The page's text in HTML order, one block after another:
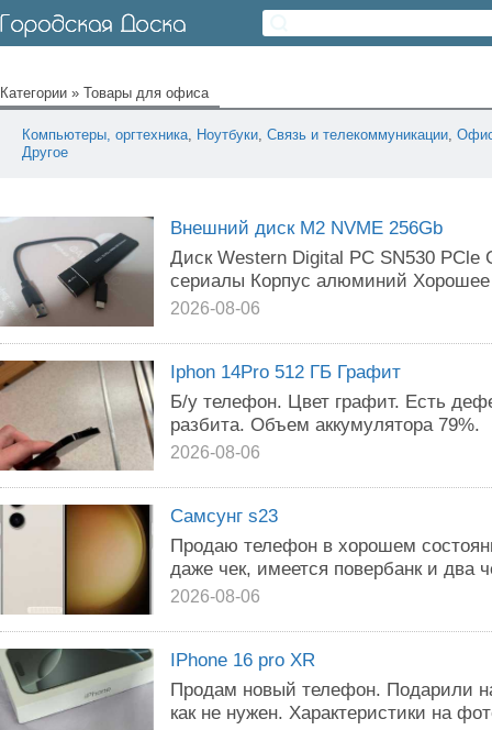
Категории » Товары для офиса
Компьютеры, оргтехника, Ноутбуки, Связь и телекоммуникации,
Другое
Внешний диск M2 NVME 256Gb
Диск Western Digital PC SN530 PCle
сериалы Корпус алюминий Хорошее
2026-08-06
Iphon 14Pro 512 ГБ Графит
Б/у телефон. Цвет графит. Есть
разбита. Объем аккумулятора 79%.
2026-08-06
Самсунг s23
Продаю телефон в хорошем
даже чек, имеется повербанк и два
2026-08-06
IPhone 16 pro XR
Продам новый телефон. Подарили
как не нужен. Характеристики на